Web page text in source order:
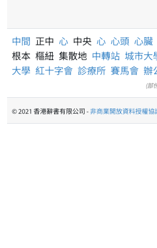
中間 正中 心 中央 心 心頭 心臟
根本 樞紐 集散地 中轉站 城市大
大學 紅十字會 診療所 賽馬會 辦
(部
© 2021 香港辭書有限公司 -非商業開放資料授權協